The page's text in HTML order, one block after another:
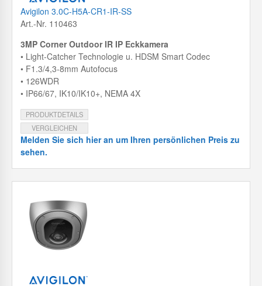
Avigilon 3.0C-H5A-CR1-IR-SS
Art.-Nr. 110463
3MP Corner Outdoor IR IP Eckkamera
• Light-Catcher Technologie u. HDSM Smart Codec
• F1.3/4,3-8mm Autofocus
• 126WDR
• IP66/67, IK10/IK10+, NEMA 4X
PRODUKTDETAILS
VERGLEICHEN
Melden Sie sich hier an um Ihren persönlichen Preis zu
sehen.